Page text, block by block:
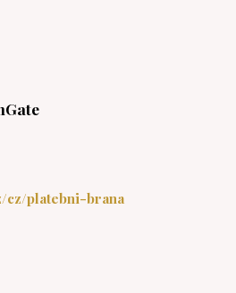
cz/platebni-brana